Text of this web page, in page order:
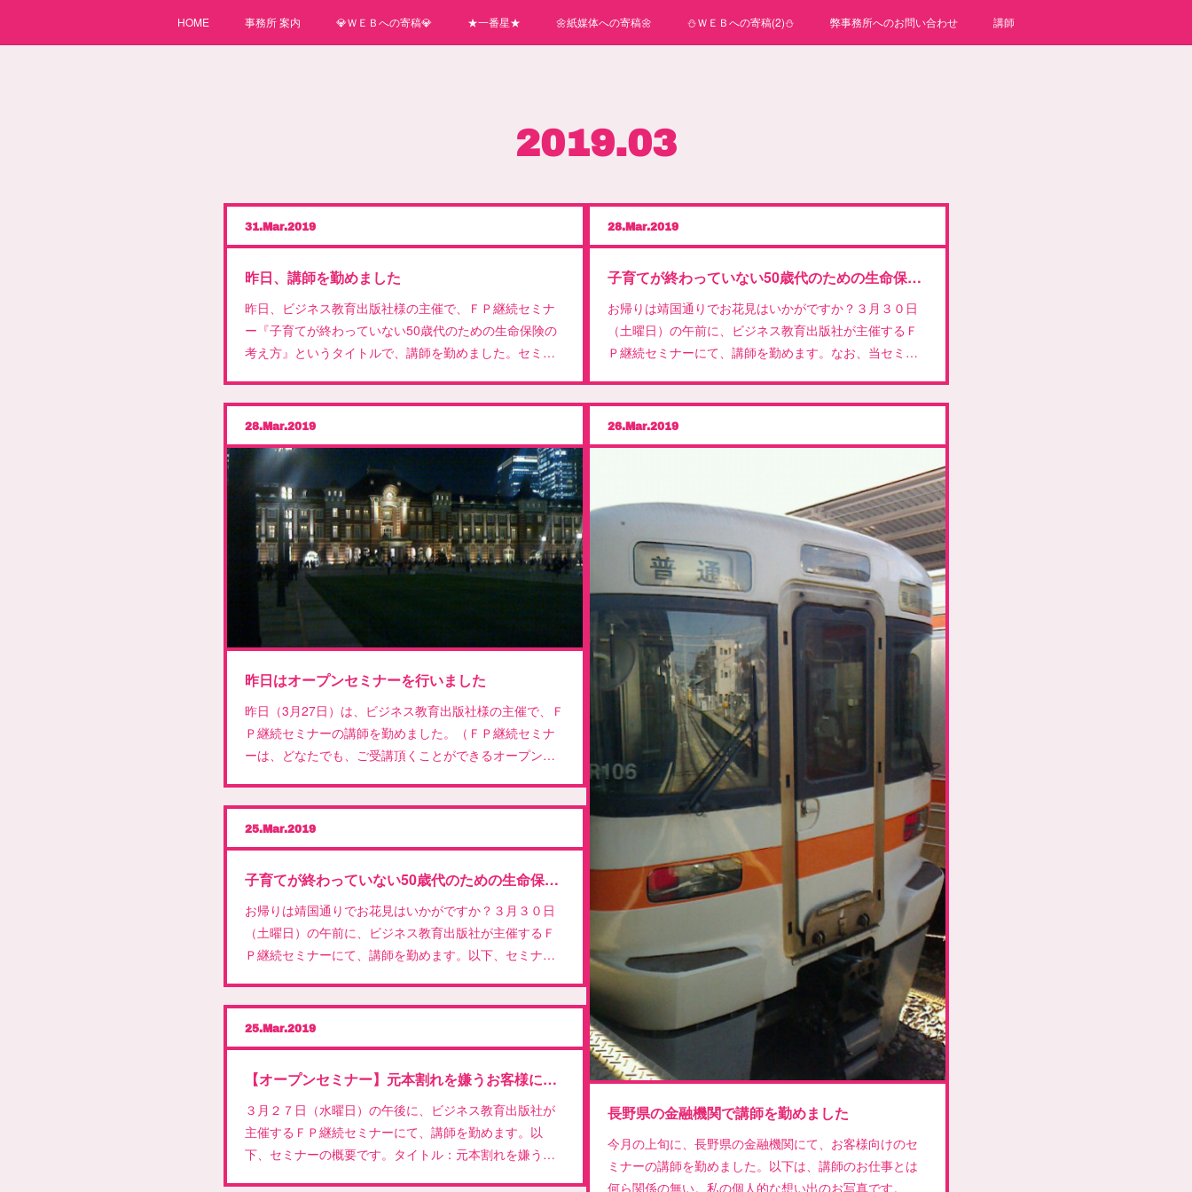
HOME 事務所 案内 💎ＷＥＢへの寄稿💎 ★一番星★ 🌼紙媒体への寄稿🌼 ⛄ＷＥＢへの寄稿(2)⛄ 弊事務所へのお問い合わせ 講師
2019.03
31 Mar 2019
昨日、講師を勤めました
昨日、ビジネス教育出版社様の主催で、ＦＰ継続セミナ
ー『子育てが終わっていない50歳代のための生命保険の
考え方』というタイトルで、講師を勤めました。セミ…
28 Mar 2019
子育てが終わっていない50歳代のための生命保険の考え方
お帰りは靖国通りでお花見はいかがですか？３月３０日
（土曜日）の午前に、ビジネス教育出版社が主催するＦ
Ｐ継続セミナーにて、講師を勤めます。なお、当セミ…
28 Mar 2019
昨日はオープンセミナーを行いました
昨日（3月27日）は、ビジネス教育出版社様の主催で、Ｆ
Ｐ継続セミナーの講師を勤めました。（ＦＰ継続セミナ
ーは、どなたでも、ご受講頂くことができるオープン…
26 Mar 2019
長野県の金融機関で講師を勤めました
今月の上旬に、長野県の金融機関にて、お客様向けのセ
ミナーの講師を勤めました。以下は、講師のお仕事とは
何ら関係の無い。私の個人的な想い出のお写真です。
25 Mar 2019
子育てが終わっていない50歳代のための生命保険の考え方
お帰りは靖国通りでお花見はいかがですか？３月３０日
（土曜日）の午前に、ビジネス教育出版社が主催するＦ
Ｐ継続セミナーにて、講師を勤めます。以下、セミナ…
25 Mar 2019
【オープンセミナー】元本割れを嫌うお客様に…投資信託を提案するには
３月２７日（水曜日）の午後に、ビジネス教育出版社が
主催するＦＰ継続セミナーにて、講師を勤めます。以
下、セミナーの概要です。タイトル：元本割れを嫌う…